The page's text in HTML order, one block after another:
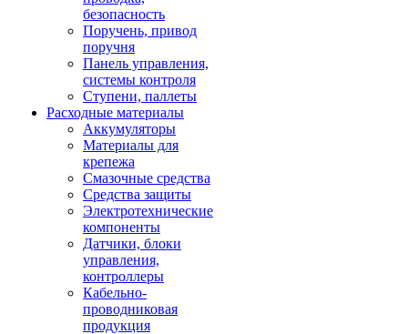
безопасность
Поручень, привод
поручня
Панель управления,
системы контроля
Ступени, паллеты
Расходные материалы
Аккумуляторы
Материалы для
крепежа
Смазочные средства
Средства защиты
Электротехнические
компоненты
Датчики, блоки
управления,
контроллеры
Кабельно-
проводниковая
продукция